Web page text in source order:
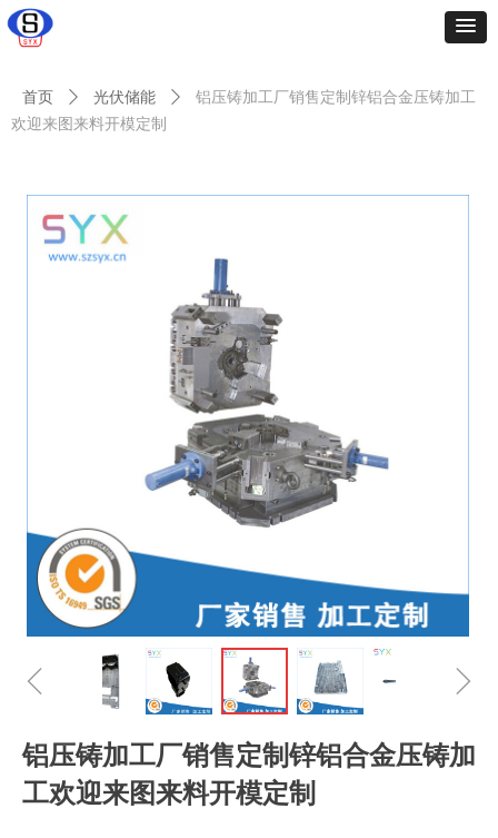
首页 ꄲ 光伏储能 ꄲ
铝压铸加工厂销售定制锌铝合金压铸加工
欢迎来图来料开模定制
ꁆ ꁇ
铝压铸加工厂销售定制锌铝合金压铸加
工欢迎来图来料开模定制